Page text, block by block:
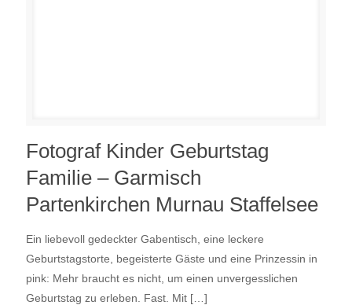
Fotograf Kinder Geburtstag
Familie – Garmisch
Partenkirchen Murnau Staffelsee
Ein liebevoll gedeckter Gabentisch, eine leckere
Geburtstagstorte, begeisterte Gäste und eine Prinzessin in
pink: Mehr braucht es nicht, um einen unvergesslichen
Geburtstag zu erleben. Fast. Mit […]